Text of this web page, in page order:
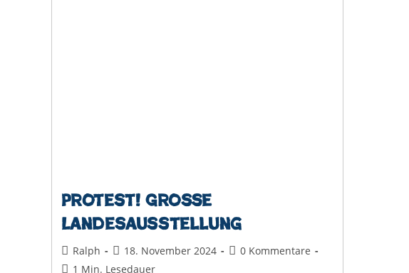
Protest! Große
Landesausstellung
Beitrags-
Autor:
Ralph
Beitrag
veröffentlicht:
18. November 2024
Beitrags-
0 Kommentare
Lesedauer:
1 Min. Lesedauer